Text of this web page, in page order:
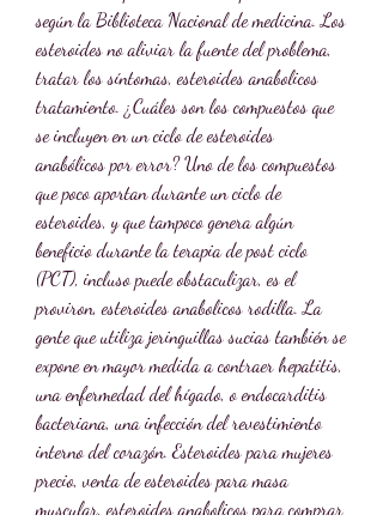
según la Biblioteca Nacional de medicina. Los
esteroides no aliviar la fuente del problema,
tratar los síntomas, esteroides anabolicos
tratamiento. ¿Cuáles son los compuestos que
se incluyen en un ciclo de esteroides
anabólicos por error? Uno de los compuestos
que poco aportan durante un ciclo de
esteroides, y que tampoco genera algún
beneficio durante la terapia de post ciclo
(PCT), incluso puede obstaculizar, es el
proviron, esteroides anabolicos rodilla. La
gente que utiliza jeringuillas sucias también se
expone en mayor medida a contraer hepatitis,
una enfermedad del hígado, o endocarditis
bacteriana, una infección del revestimiento
interno del corazón. Esteroides para mujeres
precio, venta de esteroides para masa
muscular, esteroides anabolicos para comprar